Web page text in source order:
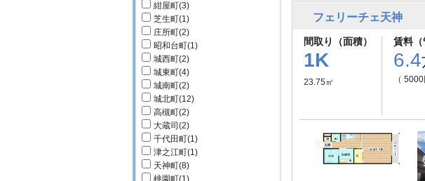
紺屋町(3)
芝生町(1)
庄所町(2)
昭和台町(1)
城西町(2)
城東町(4)
城南町(2)
城北町(12)
高槻町(2)
大蔵司 (2)
千代田町(1)
津之江町(1)
天神町(8)
桃園町(1)
フェリーチェ天神
間取り（面積）
1K
23.75㎡
賃料（
6.4
（ 5000